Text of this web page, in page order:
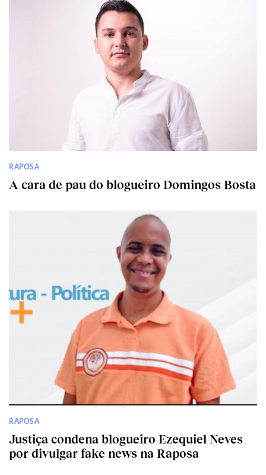
RAPOSA
A cara de pau do blogueiro Domingos Bosta
RAPOSA
Justiça condena blogueiro Ezequiel Neves
por divulgar fake news na Raposa